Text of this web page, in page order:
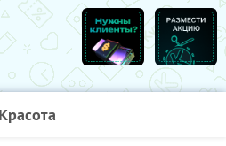
Красота